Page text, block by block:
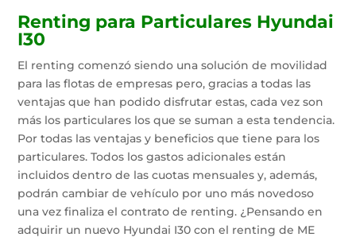
Renting para Particulares Hyundai
I30
El renting comenzó siendo una solución de movilidad
para las flotas de empresas pero, gracias a todas las
ventajas que han podido disfrutar estas, cada vez son
más los particulares los que se suman a esta tendencia.
Por todas las ventajas y beneficios que tiene para los
particulares. Todos los gastos adicionales están
incluidos dentro de las cuotas mensuales y, además,
podrán cambiar de vehículo por uno más novedoso
una vez finaliza el contrato de renting. ¿Pensando en
adquirir un nuevo Hyundai I30 con el renting de ME